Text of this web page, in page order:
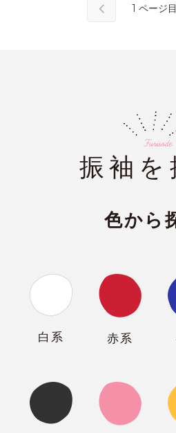
1 ページ目
振袖を
色から
白系 赤系